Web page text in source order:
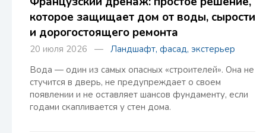
которое защищает дом от воды, сырости
и дорогостоящего ремонта
20 июля 2026 — Ландшафт, фасад, экстерьер
Вода — один из самых опасных «строителей». Она не
стучится в дверь, не предупреждает о своем
появлении и не оставляет шансов фундаменту, если
годами скапливается у стен дома.